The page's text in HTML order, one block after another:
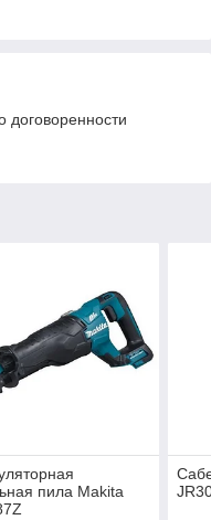
договоренности
пила Makita